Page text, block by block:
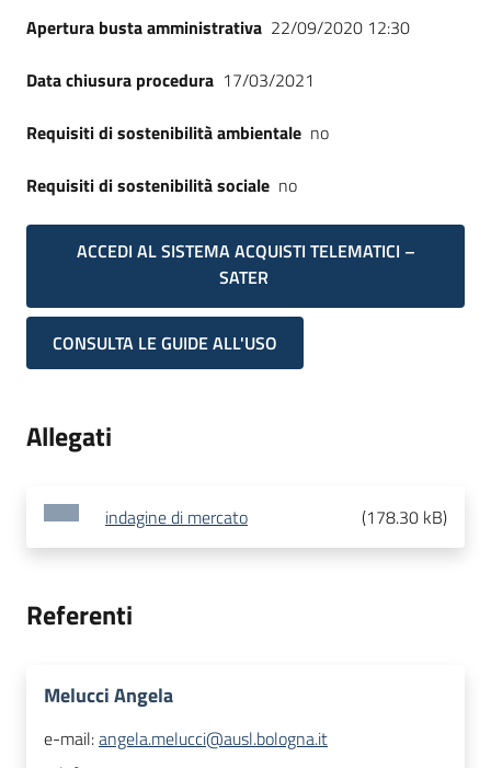
Apertura busta amministrativa 22/09/2020 12:30
Data chiusura procedura 17/03/2021
Requisiti di sostenibilità ambientale no
Requisiti di sostenibilità sociale no
ACCEDI AL SISTEMA ACQUISTI TELEMATICI –
SATER
CONSULTA LE GUIDE ALL'USO
Allegati
indagine di mercato (178.30 kB)
Referenti
Melucci Angela
e-mail:angela.melucci@ausl.bologna.it